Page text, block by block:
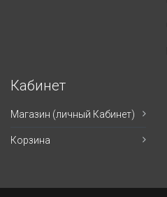
Кабинет
Магазин (личный Кабинет)
Корзина